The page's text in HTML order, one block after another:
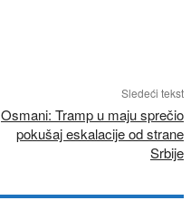
Sledeći tekst
Osmani: Tramp u maju sprečio
pokušaj eskalacije od strane
Srbije